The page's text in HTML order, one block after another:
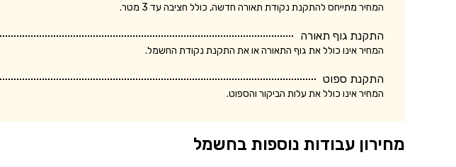
המחיר מתייחס להתקנת נקודת תאורה חדשה, כולל חציבה עד 3 מטר.
התקנת גוף תאורה
המחיר אינו כולל את גוף התאורה או את התקנת נקודת החשמל.
התקנת ספוט
המחיר אינו כולל את עלות הביקור והספוט.
מחירון עבודות נוספות בחשמל